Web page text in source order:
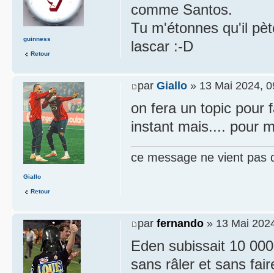
comme Santos.
Tu m'étonnes qu'il
lascar :-D
guinness
Retour
par Giallo » 13 Mai 2024,
on fera un topic pour
instant mais.... pour
ce message ne vient pas
Giallo
Retour
par fernando » 13 Mai
Eden subissait 10
sans râler et sans